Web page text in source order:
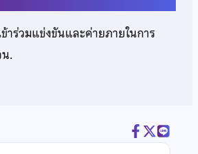
าร่วมแข่งขันและค่ายภายในการ
.